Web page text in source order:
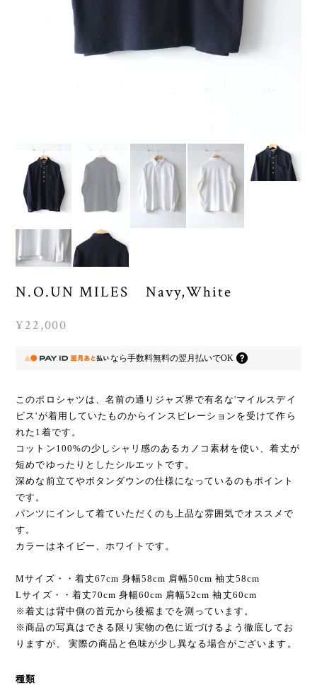
N.O.UN MILES Navy,White
¥22,000
なら手数料無料の翌月払いでOK
このポロシャツは、名前の通りジャズ界で有名な'マイルスデイ
ビス'が着用していたものからインスピレーションを受けて作ら
れた1着です。
コットン100%の少しシャリ感のあるカノコ素材を使い、着丈が
短めでゆったりとしたシルエットです。
深めな前立てやボタンダウンの仕様になっているのもポイント
です。
パンツにインして着ていただくのも上品な雰囲気でオススメで
す。
カラーはネイビー、ホワイトです。
Mサイズ・・着丈67cm 身幅58cm 肩幅50cm 袖丈58cm
Lサイズ・・着丈70cm 身幅60cm 肩幅52cm 袖丈60cm
※着丈は背中側の首元から後裾までを測っています。
※商品の写真はできる限り実物の色に近づけるよう徹底してお
りますが、 実際の商品と色味が少し異なる場合がございます。
種類